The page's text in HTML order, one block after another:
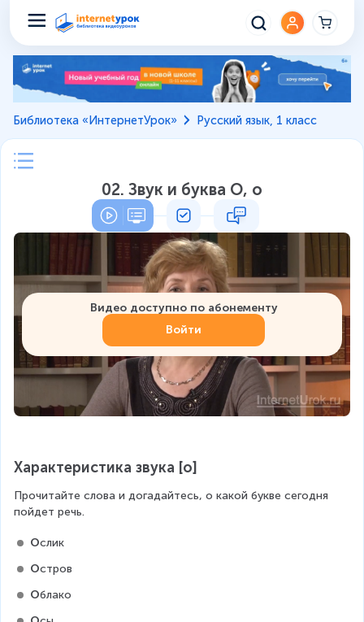
Библиотека «ИнтернетУрок» Русский язык, 1 класс
02. Звук и буква О, о
Видео доступно по абонементу
Войти
Характеристика звука [о]
Прочитайте слова и догадайтесь, о какой букве сегодня
пойдет речь.
Ослик
Остров
Облако